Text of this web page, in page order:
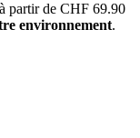
à partir de CHF 69.90
environnement.